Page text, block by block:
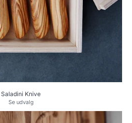
Saladini Knive
Se udvalg